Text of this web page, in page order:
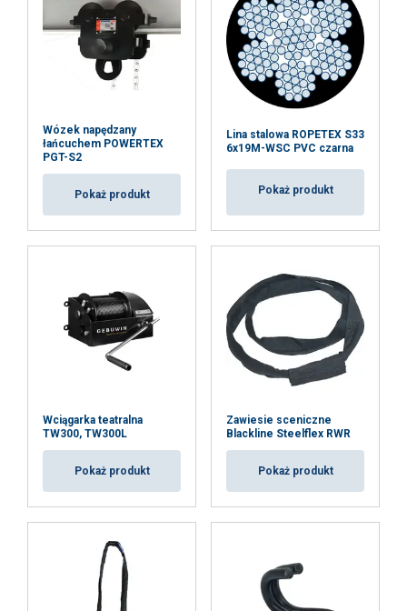
Współczynnik bezpieczeństwa:
Wózek napędzany
łańcuchem POWERTEX
PGT-S2
Pokaż produkt
Lina stalowa ROPETEX S33
6x19M-WSC PVC czarna
Pokaż produkt
Wciągarka teatralna
TW300, TW300L
Pokaż produkt
Zawiesie sceniczne
Blackline Steelflex RWR
Pokaż produkt